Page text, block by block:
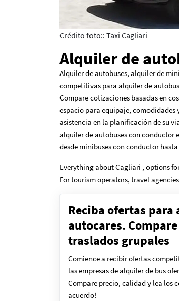
Crédito foto:: Taxi Cagliari
Alquiler de
Alquiler de autobuses, alquiler de
competitivas para alquiler de
Compare cotizaciones basadas en
espacio para equipaje,
asistencia en la planificación de su
alquiler de autobuses con conductor
desde minibuses con conductor
Everything about Cagliari , options
For tourism operators, travel
Reciba ofertas
autocares.
traslados grupales
Comience a recibir ofertas
las empresas de alquiler de bus
Compare precio, calidad y lea los
acuerdo!